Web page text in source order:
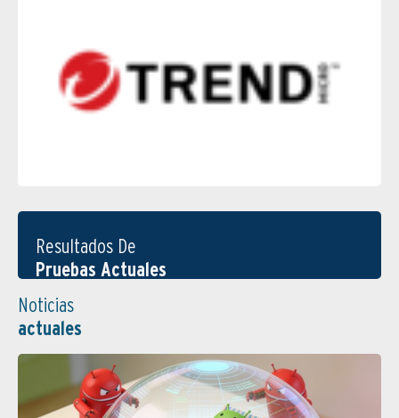
Resultados De
Pruebas Actuales
Noticias
actuales